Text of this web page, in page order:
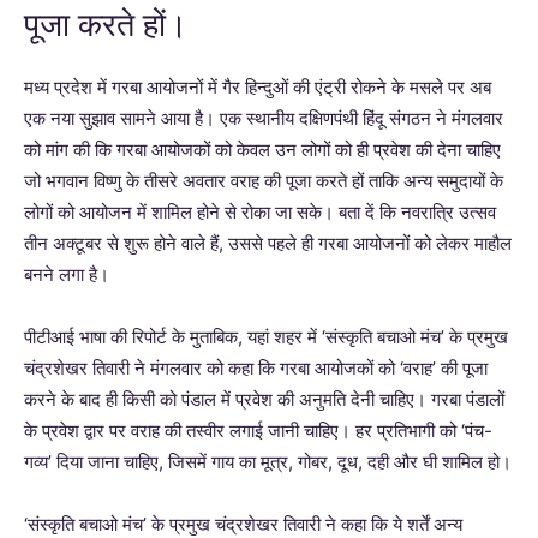
पूजा करते हों।
मध्य प्रदेश में गरबा आयोजनों में गैर हिन्दुओं की एंट्री रोकने के मसले पर अब
एक नया सुझाव सामने आया है। एक स्थानीय दक्षिणपंथी हिंदू संगठन ने मंगलवार
को मांग की कि गरबा आयोजकों को केवल उन लोगों को ही प्रवेश की देना चाहिए
जो भगवान विष्णु के तीसरे अवतार वराह की पूजा करते हों ताकि अन्य समुदायों के
लोगों को आयोजन में शामिल होने से रोका जा सके। बता दें कि नवरात्रि उत्सव
तीन अक्टूबर से शुरू होने वाले हैं, उससे पहले ही गरबा आयोजनों को लेकर माहौल
बनने लगा है।
पीटीआई भाषा की रिपोर्ट के मुताबिक, यहां शहर में ‘संस्कृति बचाओ मंच’ के प्रमुख
चंद्रशेखर तिवारी ने मंगलवार को कहा कि गरबा आयोजकों को ‘वराह’ की पूजा
करने के बाद ही किसी को पंडाल में प्रवेश की अनुमति देनी चाहिए। गरबा पंडालों
के प्रवेश द्वार पर वराह की तस्वीर लगाई जानी चाहिए। हर प्रतिभागी को ‘पंच-
गव्य’ दिया जाना चाहिए, जिसमें गाय का मूत्र, गोबर, दूध, दही और घी शामिल हो।
‘संस्कृति बचाओ मंच’ के प्रमुख चंद्रशेखर तिवारी ने कहा कि ये शर्तें अन्य